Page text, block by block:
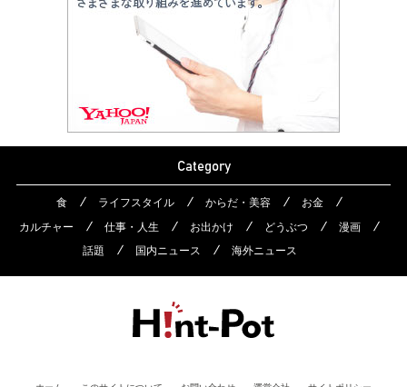
Category
食 ライフスタイル からだ・美容
お金
カルチャー
仕事・人生 お出かけ どうぶつ
漫画
話題
国内ニュース 海外ニュース